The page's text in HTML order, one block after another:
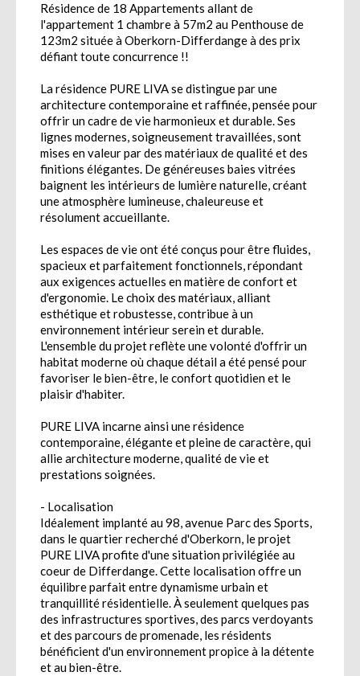
Résidence de 18 Appartements allant de
l'appartement 1 chambre à 57m2 au Penthouse de
123m2 située à Oberkorn-Differdange à des prix
défiant toute concurrence !!
La résidence PURE LIVA se distingue par une
architecture contemporaine et raffinée, pensée pour
offrir un cadre de vie harmonieux et durable. Ses
lignes modernes, soigneusement travaillées, sont
mises en valeur par des matériaux de qualité et des
finitions élégantes. De généreuses baies vitrées
baignent les intérieurs de lumière naturelle, créant
une atmosphère lumineuse, chaleureuse et
résolument accueillante.
Les espaces de vie ont été conçus pour être fluides,
spacieux et parfaitement fonctionnels, répondant
aux exigences actuelles en matière de confort et
d'ergonomie. Le choix des matériaux, alliant
esthétique et robustesse, contribue à un
environnement intérieur serein et durable.
L'ensemble du projet reflète une volonté d'offrir un
habitat moderne où chaque détail a été pensé pour
favoriser le bien-être, le confort quotidien et le
plaisir d'habiter.
PURE LIVA incarne ainsi une résidence
contemporaine, élégante et pleine de caractère, qui
allie architecture moderne, qualité de vie et
prestations soignées.
- Localisation
Idéalement implanté au 98, avenue Parc des Sports,
dans le quartier recherché d'Oberkorn, le projet
PURE LIVA profite d'une situation privilégiée au
coeur de Differdange. Cette localisation offre un
équilibre parfait entre dynamisme urbain et
tranquillité résidentielle. À seulement quelques pas
des infrastructures sportives, des parcs verdoyants
et des parcours de promenade, les résidents
bénéficient d'un environnement propice à la détente
et au bien-être.